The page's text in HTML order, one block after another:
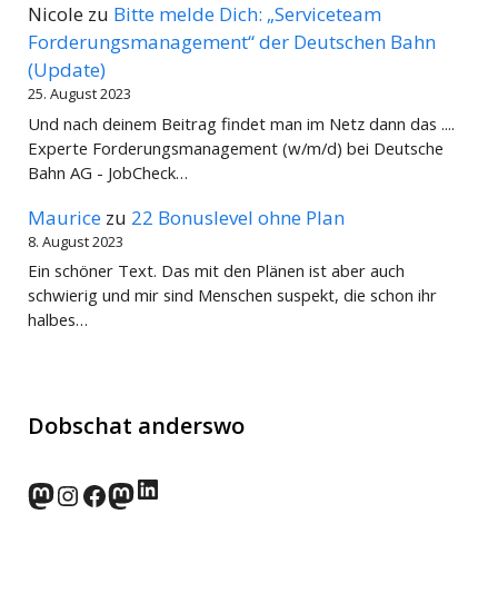
Nicole zu Bitte melde Dich: „Serviceteam
Forderungsmanagement“ der Deutschen Bahn
(Update)
25. August 2023
Und nach deinem Beitrag findet man im Netz dann das ....
Experte Forderungsmanagement (w/m/d) bei Deutsche
Bahn AG - JobCheck…
Maurice zu 22 Bonuslevel ohne Plan
8. August 2023
Ein schöner Text. Das mit den Plänen ist aber auch
schwierig und mir sind Menschen suspekt, die schon ihr
halbes…
Dobschat anderswo
norden.social
Instagram
Facebook
wp-punks.social
LinkedIn